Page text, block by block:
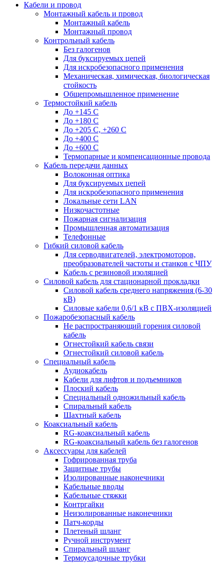
Кабели и провод
Монтажный кабель и провод
Монтажный кабель
Монтажный провод
Контрольный кабель
Без галогенов
Для буксируемых цепей
Для искробезопасного применения
Механическая, химическая, биологическая
стойкость
Общепромышленное применение
Термостойкий кабель
До +145 С
До +180 C
До +205 С, +260 С
До +400 C
До +600 С
Термопарные и компенсационные провода
Кабель передачи данных
Волоконная оптика
Для буксируемых цепей
Для искробезопасного применения
Локальные сети LAN
Низкочастотные
Пожарная сигнализация
Промышленная автоматизация
Телефонные
Гибкий силовой кабель
Для серводвигателей, электромоторов,
преобразователей частоты и станков с ЧПУ
Кабель с резиновой изоляцией
Силовой кабель для стационарной прокладки
Силовой кабель среднего напряжения (6-30
кВ)
Силовые кабели 0,6/1 кВ с ПВХ-изоляцией
Пожаробезопасный кабель
Не распространяющий горения силовой
кабель
Огнестойкий кабель связи
Огнестойкий силовой кабель
Специальный кабель
Аудиокабель
Кабели для лифтов и подъемников
Плоский кабель
Специальный одножильный кабель
Спиральный кабель
Шахтный кабель
Коаксиальный кабель
RG-коаксиальный кабель
RG-коаксиальный кабель без галогенов
Аксессуары для кабелей
Гофрированная труба
Защитные трубы
Изолированные наконечники
Кабельные вводы
Кабельные стяжки
Контргайки
Неизолированные наконечники
Патч-корды
Плетеный шланг
Ручной инструмент
Спиральный шланг
Термоусадочные трубки